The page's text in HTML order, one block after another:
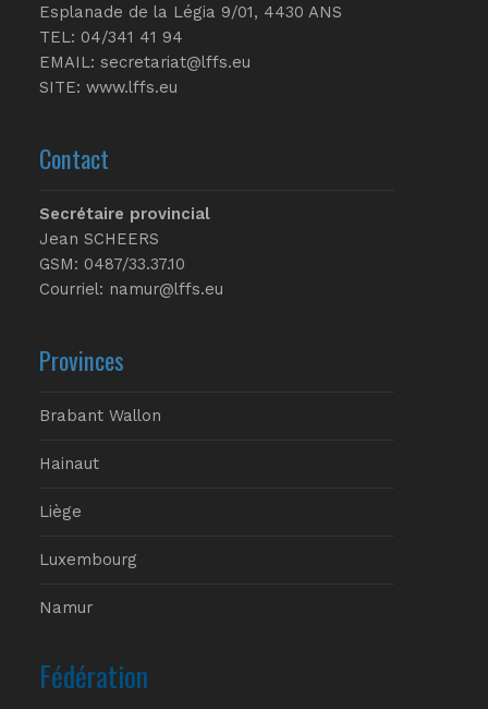
Esplanade de la Légia 9/01, 4430 ANS
TEL: 04/341 41 94
EMAIL: secretariat@lffs.eu
SITE: www.lffs.eu
Contact
Secrétaire provincial
Jean SCHEERS
GSM: 0487/33.37.10
Courriel: namur@lffs.eu
Provinces
Brabant Wallon
Hainaut
Liège
Luxembourg
Namur
Fédération